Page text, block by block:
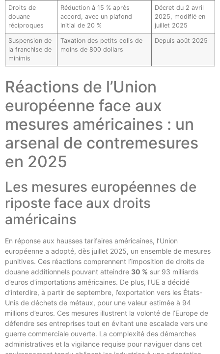
Droits de
douane
réciproques
Réduction à 15 % après
accord, avec un plafond
initial de 20 %
Décret du 2 avril
2025, modifié en
juillet 2025
Suspension de
la franchise de
minimis
Taxation des petits colis de
moins de 800 dollars
Depuis août 2025
Réactions de l’Union
européenne face aux
mesures américaines : un
arsenal de contremesures
en 2025
Les mesures européennes de
riposte face aux droits
américains
En réponse aux hausses tarifaires américaines, l’Union
européenne a adopté, dès juillet 2025, un ensemble de mesures
punitives. Ces réactions comprennent l’imposition de droits de
douane additionnels pouvant atteindre 30 % sur 93 milliards
d’euros d’importations américaines. De plus, l’UE a décidé
d’interdire, à partir de septembre, l’exportation vers les États-
Unis de déchets de métaux, pour une valeur estimée à 94
millions d’euros. Ces mesures illustrent la volonté de l’Europe de
défendre ses entreprises tout en évitant une escalade vers une
guerre commerciale ouverte. La complexité des démarches
administratives et la vigilance requise pour naviguer dans cet